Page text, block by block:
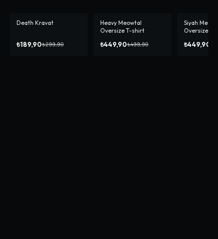
-%37
Death Kravat
₺189,90₺299,90
-%10
Heavy Meowtal
Oversize T-shirt
₺449,90₺499,90
-%10
Siyah
Oversize T-
₺449,90